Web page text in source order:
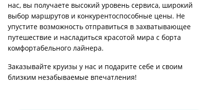
нас, вы получаете высокий уровень сервиса, широкий
выбор маршрутов и конкурентоспособные цены. Не
упустите возможность отправиться в захватывающее
путешествие и насладиться красотой мира с борта
комфортабельного лайнера.
Заказывайте круизы у нас и подарите себе и своим
близким незабываемые впечатления!